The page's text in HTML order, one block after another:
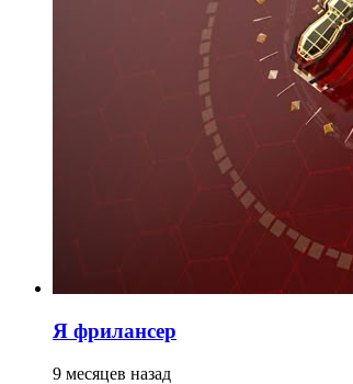
Я фрилансер
9 месяцев назад